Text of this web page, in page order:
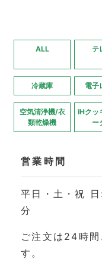
ALL テ
冷蔵庫 電子
空気清浄機/衣
類乾燥機
IHクッ
ー
営業時間
平日・土・祝
分
ご注文は24時間
す。